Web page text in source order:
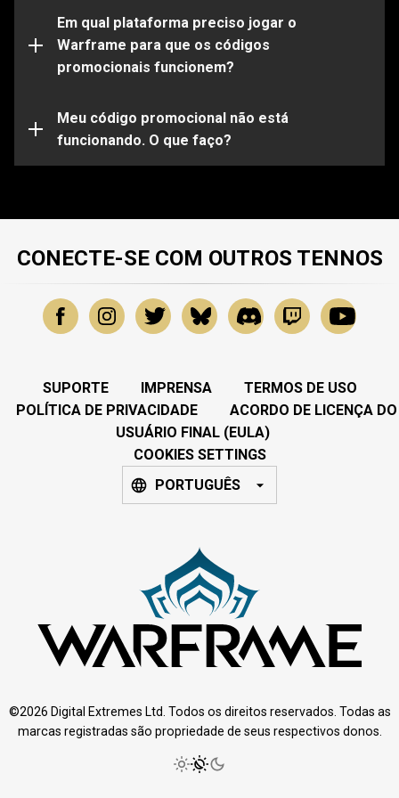
Em qual plataforma preciso jogar o
Warframe para que os códigos
promocionais funcionem?
determinadas plataformas. Certifique-se de entrar em
sua conta do Warframe vinculada à plataforma de sua
escolha.
Meu código promocional não está
funcionando. O que faço?
Seu código promocional pode já estar expirado ou já
problemas específicos, envie uma solicitação para
nossaEquipe de Suporte.
CONECTE-SE COM OUTROS TENNOS
SUPORTE IMPRENSA
TERMOS DE USO
POLÍTICA DE PRIVACIDADE
ACORDO DE LICENÇA DO
USUÁRIO FINAL (EULA)
COOKIES SETTINGS
PORTUGUÊS
©2026 Digital Extremes Ltd. Todos os direitos reservados. Todas as
marcas registradas são propriedade de seus respectivos donos.